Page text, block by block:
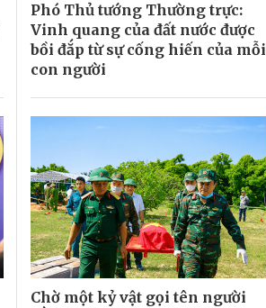
Phó Thủ tướng Thường trực:
Vinh quang của đất nước được
bồi đắp từ sự cống hiến của mỗi
con người
Chờ một kỷ vật gọi tên người